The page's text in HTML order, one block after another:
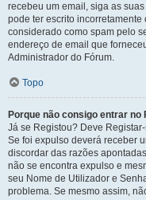
recebeu um email, siga as
pode ter escrito
considerado como spam pelo
endereço de email que
Administrador do Fórum.
Topo
Porque não consigo entrar no
Já se Registou? Deve
Se foi expulso deverá receber
discordar das razões
não se encontra expulso e
seu Nome de Utilizador e
problema. Se mesmo assim,